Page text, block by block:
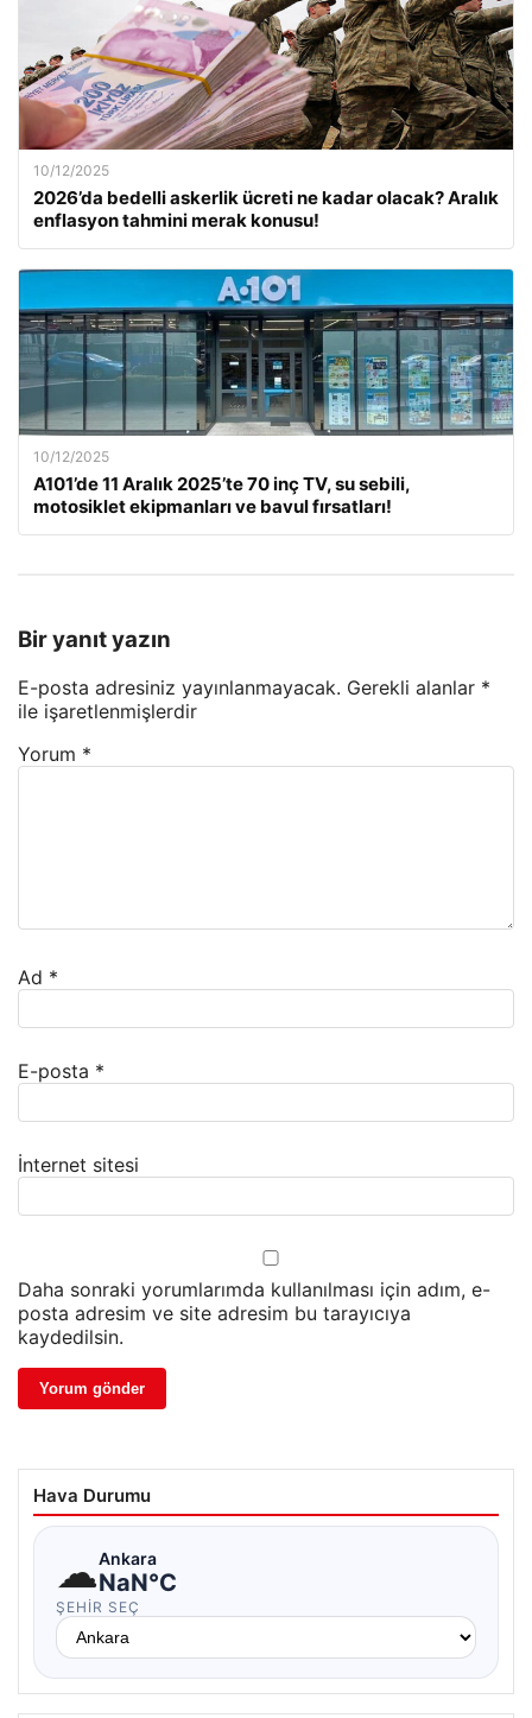
10/12/2025
2026’da bedelli askerlik ücreti ne kadar olacak? Aralık
enflasyon tahmini merak konusu!
10/12/2025
A101’de 11 Aralık 2025’te 70 inç TV, su sebili,
motosiklet ekipmanları ve bavul fırsatları!
Bir yanıt yazın
E-posta adresiniz yayınlanmayacak. Gerekli alanlar *
ile işaretlenmişlerdir
Yorum *
Ad *
E-posta *
İnternet sitesi
Daha sonraki yorumlarımda kullanılması için adım, e-
posta adresim ve site adresim bu tarayıcıya
kaydedilsin.
Hava Durumu
☁Ankara
NaN°C
ŞEHIR SEÇ